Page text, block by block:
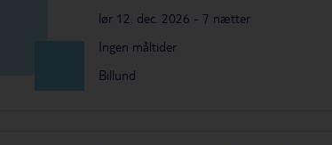
lør 12. dec. 2026 - 7 nætter
Ingen måltider
Billund